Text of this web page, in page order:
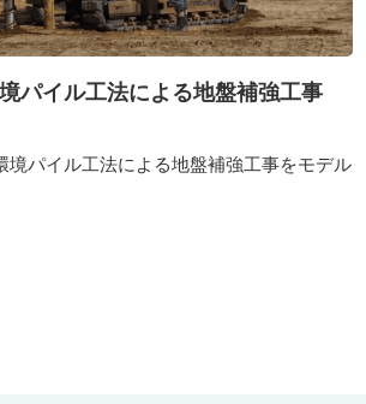
パイル工法による地盤補強工事
境パイル工法による地盤補強工事をモデル